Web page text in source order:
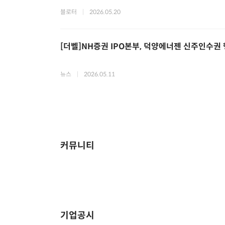
블로터 2026.05.20
[더벨]NH증권 IPO본부, 덕양에너젠 신주인수권
뉴스 2026.05.11
커뮤니티
기업공시